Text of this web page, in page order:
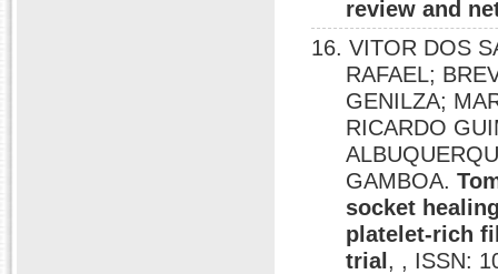
review and
16. VITOR DOS
RAFAEL;
GENILZA;
RICARDO
GAMBOA.
socket
platelet-rich
trial , , ISSN: